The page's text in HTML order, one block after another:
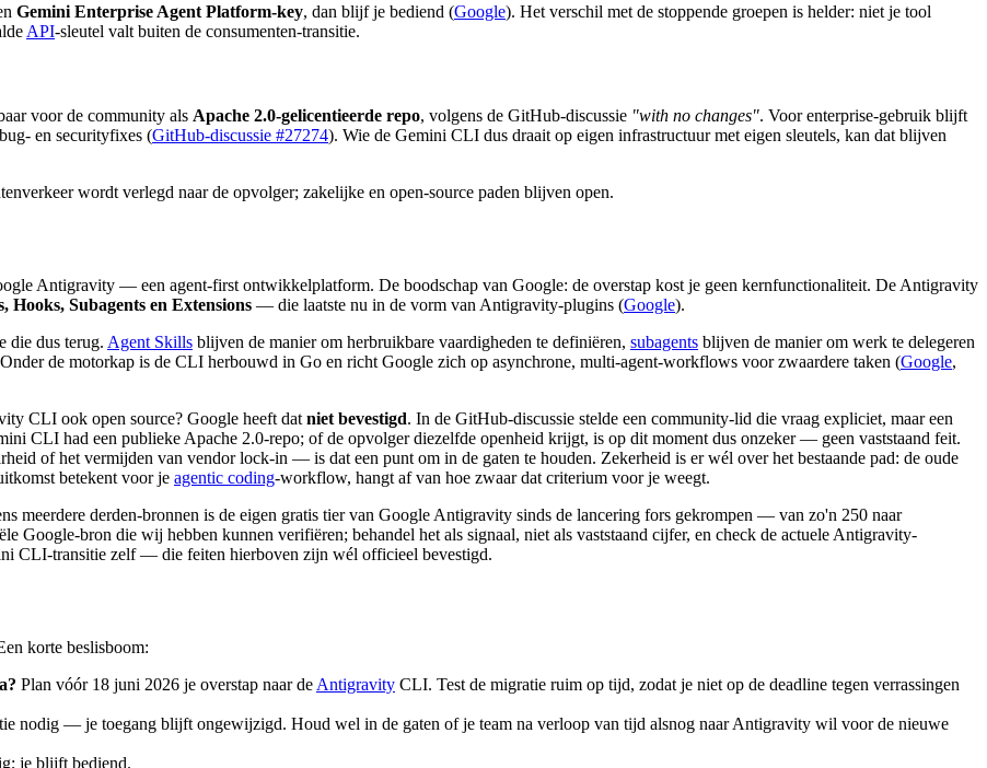
Gemini Enterprise Agent Platform-key, dan blijf je bediend (Google). Het verschil met de stoppende groepen is helder: niet je tool
API-sleutel valt buiten de consumenten-transitie.
voor de community als Apache 2.0-gelicentieerde repo, volgens de GitHub-discussie "with no changes". Voor enterprise-gebruik blijft
en securityfixes (GitHub-discussie #27274). Wie de Gemini CLI dus draait op eigen infrastructuur met eigen sleutels, kan dat blijven
wordt verlegd naar de opvolger; zakelijke en open-source paden blijven open.
Antigravity — een agent-first ontwikkelplatform. De boodschap van Google: de overstap kost je geen kernfunctionaliteit. De Antigravity
Hooks, Subagents en Extensions — die laatste nu in de vorm van Antigravity-plugins (Google).
die dus terug. Agent Skills blijven de manier om herbruikbare vaardigheden te definiëren, subagents blijven de manier om werk te delegeren
de motorkap is de CLI herbouwd in Go en richt Google zich op asynchrone, multi-agent-workflows voor zwaardere taken (Google,
CLI ook open source? Google heeft dat niet bevestigd. In de GitHub-discussie stelde een community-lid die vraag expliciet, maar een
CLI had een publieke Apache 2.0-repo; of de opvolger diezelfde openheid krijgt, is op dit moment dus onzeker — geen vaststaand feit.
of het vermijden van vendor lock-in — is dat een punt om in de gaten te houden. Zekerheid is er wél over het bestaande pad: de oude
betekent voor je agentic coding-workflow, hangt af van hoe zwaar dat criterium voor je weegt.
meerdere derden-bronnen is de eigen gratis tier van Google Antigravity sinds de lancering fors gekrompen — van zo'n 250 naar
Google-bron die wij hebben kunnen verifiëren; behandel het als signaal, niet als vaststaand cijfer, en check de actuele Antigravity-
CLI-transitie zelf — die feiten hierboven zijn wél officieel bevestigd.
korte beslisboom:
Plan vóór 18 juni 2026 je overstap naar de Antigravity CLI. Test de migratie ruim op tijd, zodat je niet op de deadline tegen verrassingen
nodig — je toegang blijft ongewijzigd. Houd wel in de gaten of je team na verloop van tijd alsnog naar Antigravity wil voor de nieuwe
je blijft bediend.